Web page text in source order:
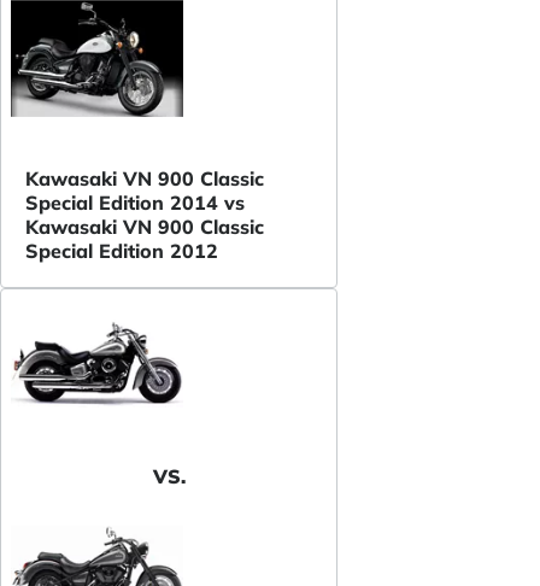
Kawasaki VN 900 Classic
Special Edition 2014 vs
Kawasaki VN 900 Classic
Special Edition 2012
VS.